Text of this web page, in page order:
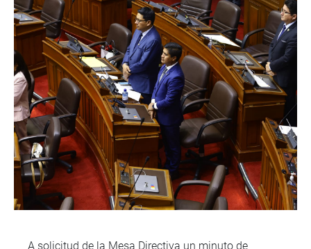
A solicitud de la Mesa Directiva un minuto de